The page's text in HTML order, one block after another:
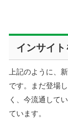
インサイ
上記のように、
です。まだ登場
く、今流通して
ています。